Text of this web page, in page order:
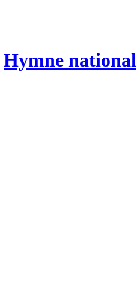
Hymne national